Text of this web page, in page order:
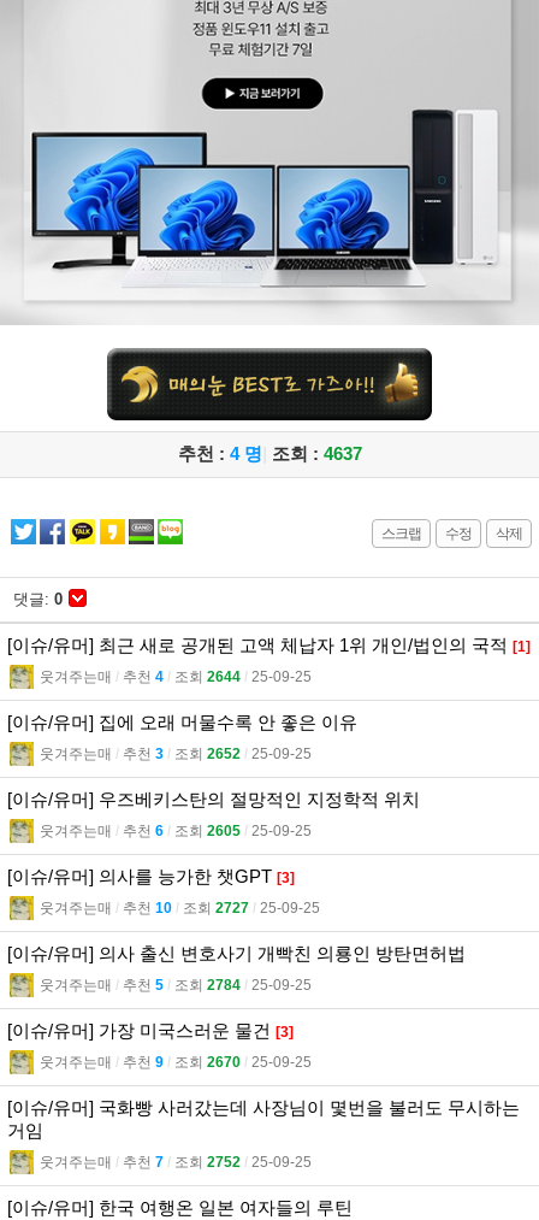
추천 : 4 명 조회 : 4637
스크랩 수정 삭제
댓글: 0
[이슈/유머] 최근 새로 공개된 고액 체납자 1위 개인/법인의 국적 [1]
웃겨주는매 l 추천 4 l 조회 2644 l 25-09-25
[이슈/유머] 집에 오래 머물수록 안 좋은 이유
웃겨주는매 l 추천 3 l 조회 2652 l 25-09-25
[이슈/유머] 우즈베키스탄의 절망적인 지정학적 위치
웃겨주는매 l 추천 6 l 조회 2605 l 25-09-25
[이슈/유머] 의사를 능가한 챗GPT [3]
웃겨주는매 l 추천 10 l 조회 2727 l 25-09-25
[이슈/유머] 의사 출신 변호사기 개빡친 의룡인 방탄면허법
웃겨주는매 l 추천 5 l 조회 2784 l 25-09-25
[이슈/유머] 가장 미국스러운 물건 [3]
웃겨주는매 l 추천 9 l 조회 2670 l 25-09-25
[이슈/유머] 국화빵 사러갔는데 사장님이 몇번을 불러도 무시하는
거임
웃겨주는매 l 추천 7 l 조회 2752 l 25-09-25
[이슈/유머] 한국 여행온 일본 여자들의 루틴